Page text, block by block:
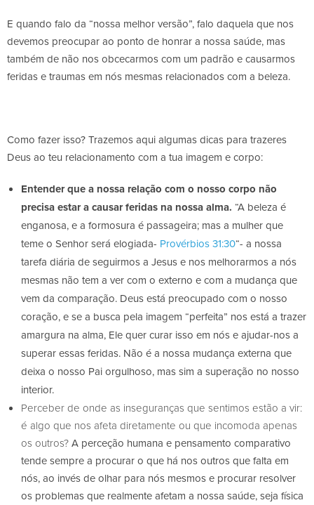
E quando falo da “nossa melhor versão”, falo daquela que nos
devemos preocupar ao ponto de honrar a nossa saúde, mas
também de não nos obcecarmos com um padrão e causarmos
feridas e traumas em nós mesmas relacionados com a beleza.
Como fazer isso? Trazemos aqui algumas dicas para trazeres
Deus ao teu relacionamento com a tua imagem e corpo:
Entender que a nossa relação com o nosso corpo não
precisa estar a causar feridas na nossa alma. “A beleza é
enganosa, e a formosura é passageira; mas a mulher que
teme o Senhor será elogiada- Provérbios 31:30“- a nossa
tarefa diária de seguirmos a Jesus e nos melhorarmos a nós
mesmas não tem a ver com o externo e com a mudança que
vem da comparação. Deus está preocupado com o nosso
coração, e se a busca pela imagem “perfeita” nos está a trazer
amargura na alma, Ele quer curar isso em nós e ajudar-nos a
superar essas feridas. Não é a nossa mudança externa que
deixa o nosso Pai orgulhoso, mas sim a superação no nosso
interior.
Perceber de onde as inseguranças que sentimos estão a vir:
é algo que nos afeta diretamente ou que incomoda apenas
os outros?A perceção humana e pensamento comparativo
tende sempre a procurar o que há nos outros que falta em
nós, ao invés de olhar para nós mesmos e procurar resolver
os problemas que realmente afetam a nossa saúde, seja física